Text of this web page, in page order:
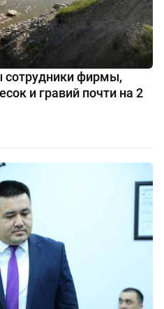
фирмы,
и гравий почти на 2